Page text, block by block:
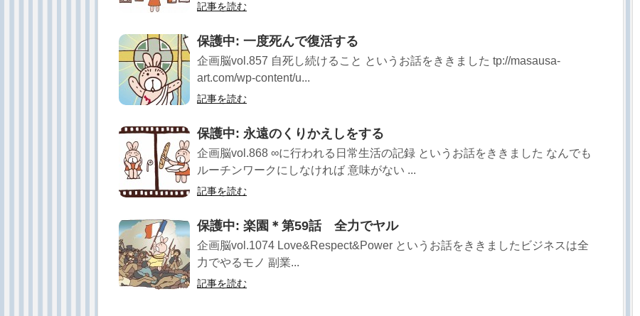
記事を読む
保護中: 一度死んで復活する
企画脳vol.857 自死し続けること というお話をききました tp://masausa-
art.com/wp-content/u...
記事を読む
保護中: 永遠のくりかえしをする
企画脳vol.868 ∞に行われる日常生活の記録 というお話をききました なんでも
ルーチンワークにしなければ 意味がない ...
記事を読む
保護中: 楽園＊第59話 全力でヤル
企画脳vol.1074 Love&Respect&Power というお話をききましたビジネスは全
力でやるモノ 副業...
記事を読む